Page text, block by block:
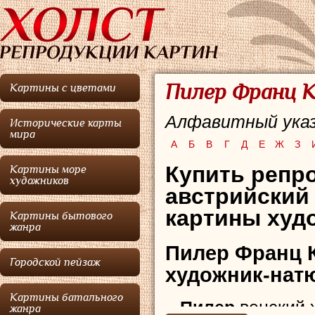
Картины с цветами
Исторические карты
мира
Картины море
художников
Картины бытового
жанра
Городской пейзаж
Картины батального
жанра
Пилер Франц
Алфавитный
А Б В Г Д Е Ж З
Купить
картины
Пилер Франц
художник-
Пилер венский